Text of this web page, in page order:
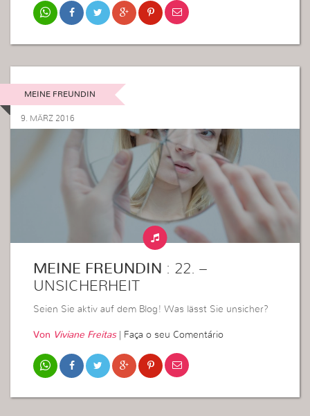
MEINE FREUNDIN
9. MÄRZ 2016
MEINE FREUNDIN : 22. –
UNSICHERHEIT
Seien Sie aktiv auf dem Blog! Was lässt Sie unsicher?
Von Viviane Freitas| Faça o seu Comentário